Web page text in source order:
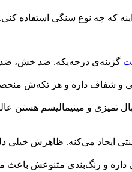
تمیزی و مینیمالیسم